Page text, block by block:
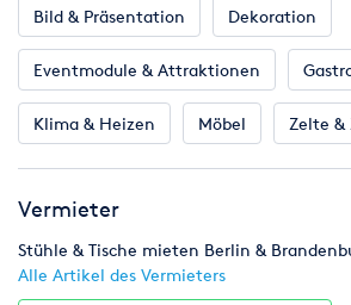
Bild & Präsentation Dekoration
Eventmodule & Attraktionen
Klima & Heizen Möbel Zelte &
Vermieter
Stühle & Tische mieten Berlin &
Alle Artikel des Vermieters